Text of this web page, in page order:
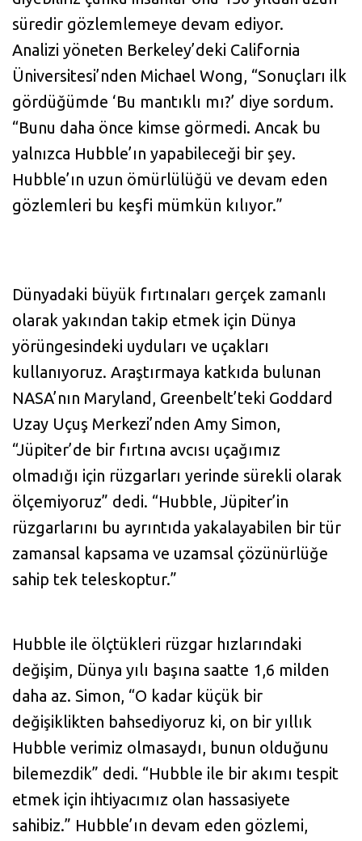
süredir gözlemlemeye devam ediyor.
Analizi yöneten Berkeley’deki California
Üniversitesi’nden Michael Wong, “Sonuçları ilk
gördüğümde ‘Bu mantıklı mı?’ diye sordum.
“Bunu daha önce kimse görmedi. Ancak bu
yalnızca Hubble’ın yapabileceği bir şey.
Hubble’ın uzun ömürlülüğü ve devam eden
gözlemleri bu keşfi mümkün kılıyor.”
Dünyadaki büyük fırtınaları gerçek zamanlı
olarak yakından takip etmek için Dünya
yörüngesindeki uyduları ve uçakları
kullanıyoruz. Araştırmaya katkıda bulunan
NASA’nın Maryland, Greenbelt’teki Goddard
Uzay Uçuş Merkezi’nden Amy Simon,
“Jüpiter’de bir fırtına avcısı uçağımız
olmadığı için rüzgarları yerinde sürekli olarak
ölçemiyoruz” dedi. “Hubble, Jüpiter’in
rüzgarlarını bu ayrıntıda yakalayabilen bir tür
zamansal kapsama ve uzamsal çözünürlüğe
sahip tek teleskoptur.”
Hubble ile ölçtükleri rüzgar hızlarındaki
değişim, Dünya yılı başına saatte 1,6 milden
daha az. Simon, “O kadar küçük bir
değişiklikten bahsediyoruz ki, on bir yıllık
Hubble verimiz olmasaydı, bunun olduğunu
bilemezdik” dedi. “Hubble ile bir akımı tespit
etmek için ihtiyacımız olan hassasiyete
sahibiz.” Hubble’ın devam eden gözlemi,